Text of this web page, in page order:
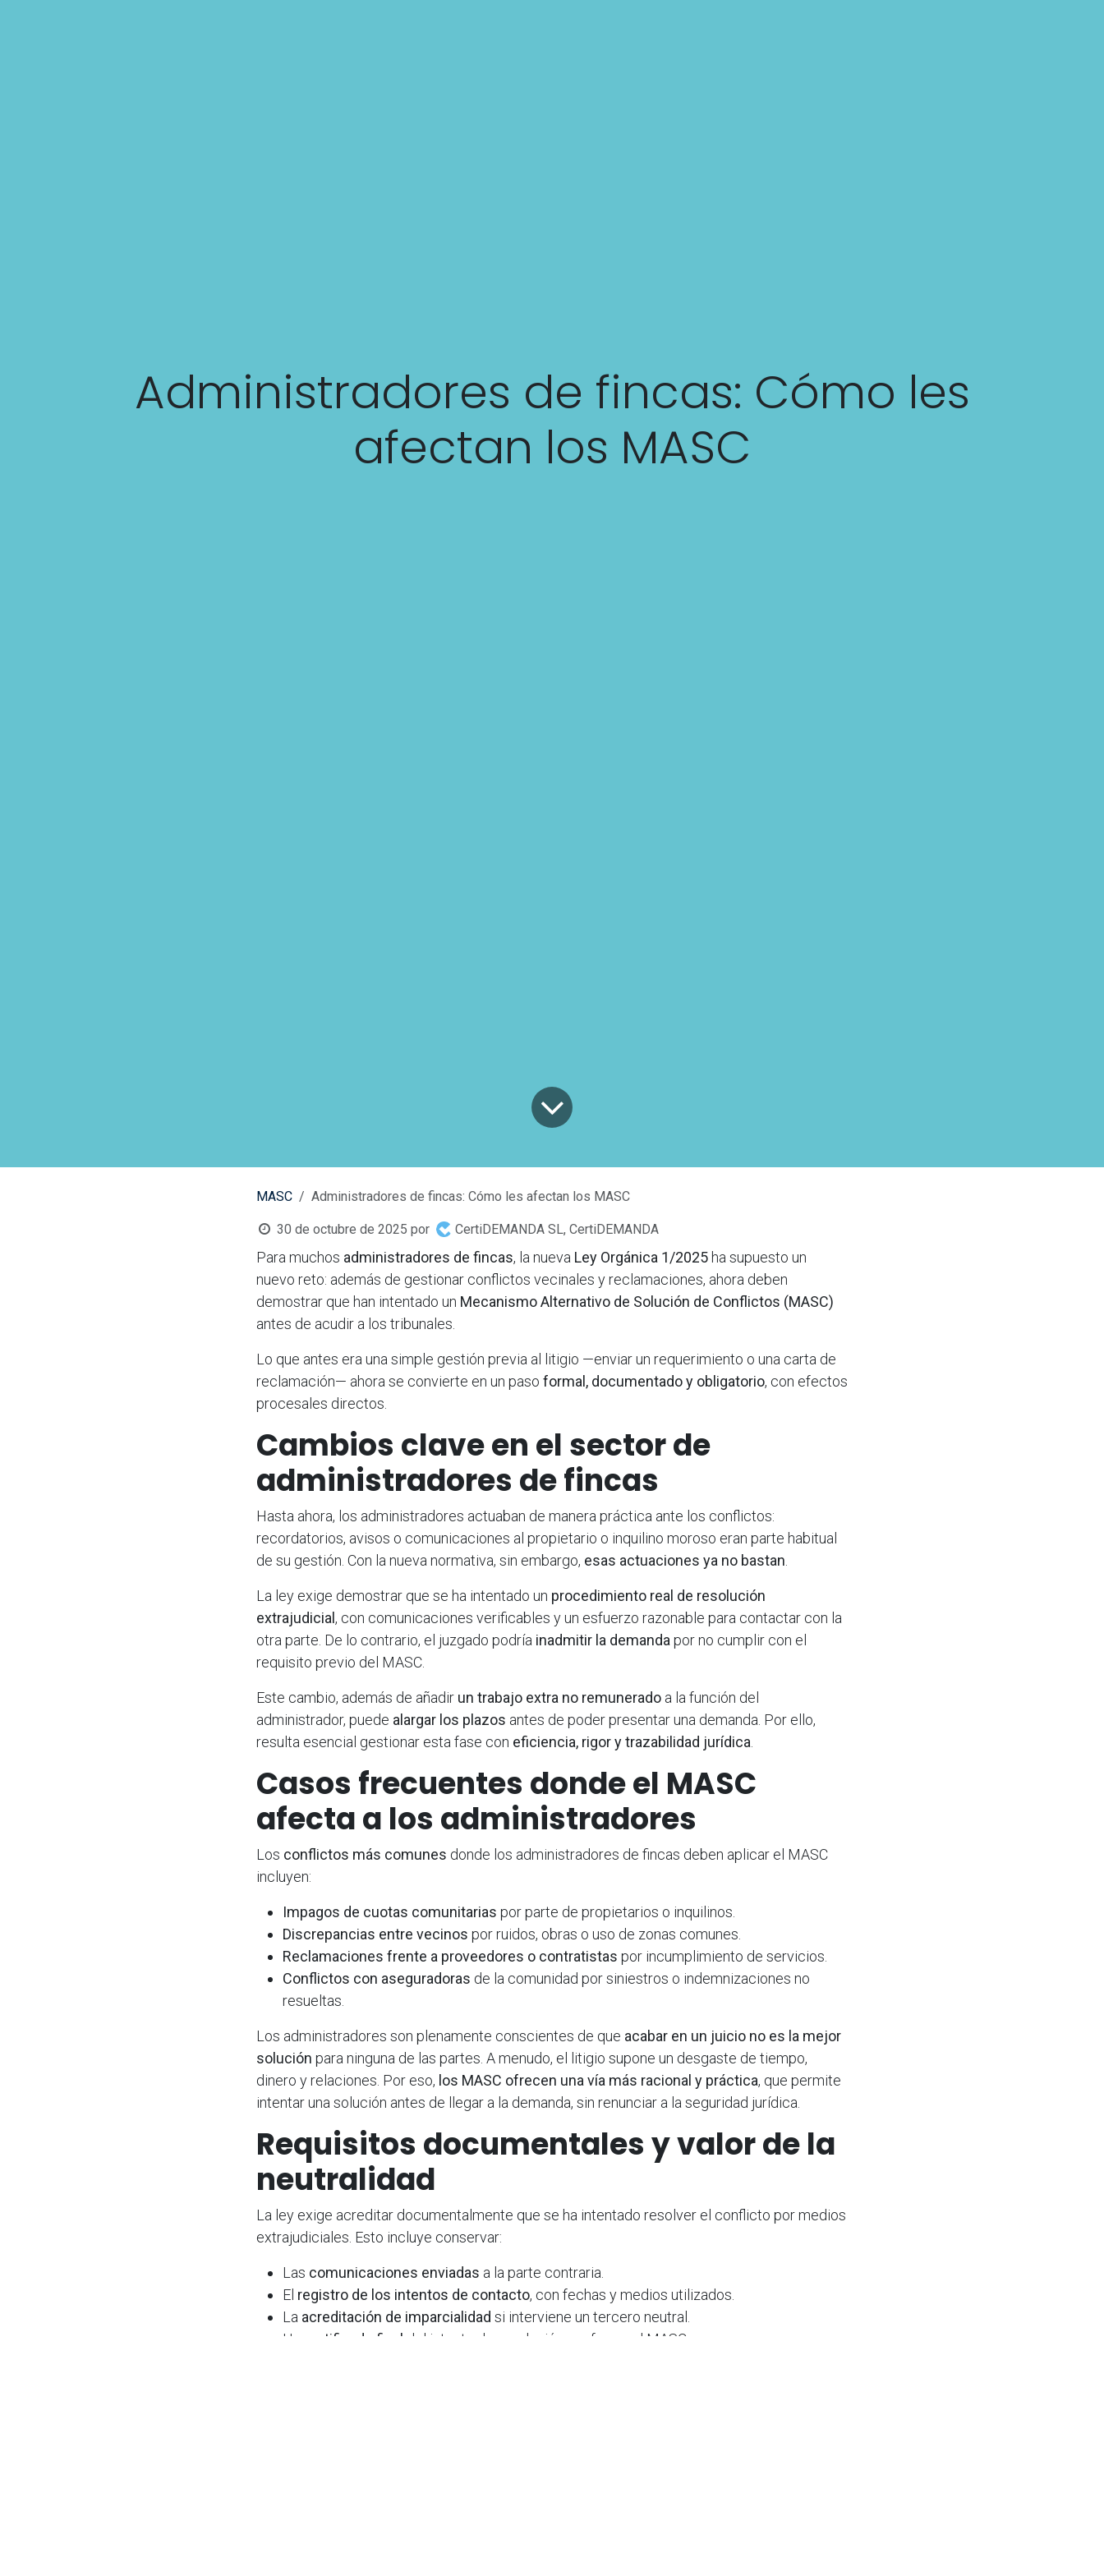
Administradores de fincas: Cómo les
afectan los MASC
MASC Administradores de fincas: Cómo les afectan los MASC
30 de octubre de 2025 por CertiDEMANDA SL, CertiDEMANDA
Para muchos administradores de fincas, la nueva Ley Orgánica 1/2025ha supuesto un
nuevo reto: además de gestionar conflictos vecinales y reclamaciones, ahora deben
demostrar que han intentado un Mecanismo Alternativo de Solución de Conflictos (MASC)
antes de acudir a los tribunales.
Lo que antes era una simple gestión previa al litigio —enviar un requerimiento o una carta de
reclamación— ahora se convierte en un paso formal, documentado y obligatorio, con efectos
procesales directos.
Cambios clave en el sector de
administradores de fincas
Hasta ahora, los administradores actuaban de manera práctica ante los conflictos:
recordatorios, avisos o comunicaciones al propietario o inquilino moroso eran parte habitual
de su gestión. Con la nueva normativa, sin embargo, esas actuaciones ya no bastan
La ley exige demostrar que se ha intentado un procedimiento real de resolución
extrajudicial, con comunicaciones verificables y un esfuerzo razonable para contactar con la
otra parte. De lo contrario, el juzgado podría inadmitir la demanda por no cumplir con el
requisito previo del MASC.
Este cambio, además de añadir un trabajo extra no remunerado a la función del
administrador, puede alargar los plazos antes de poder presentar una demanda. Por ello,
resulta esencial gestionar esta fase con eficiencia, rigor y trazabilidad jurídica
Casos frecuentes donde el MASC
afecta a los administradores
Los conflictos más comunes donde los administradores de fincas deben aplicar el MASC
incluyen:
Impagos de cuotas comunitarias por parte de propietarios o inquilinos.
Discrepancias entre vecinos por ruidos, obras o uso de zonas comunes.
Reclamaciones frente a proveedores o contratistas por incumplimiento de servicios.
Conflictos con aseguradoras de la comunidad por siniestros o indemnizaciones no
resueltas.
Los administradores son plenamente conscientes de que acabar en un juicio no es la mejor
solución para ninguna de las partes. A menudo, el litigio supone un desgaste de tiempo,
dinero y relaciones. Por eso, los MASC ofrecen una vía más racional y práctica, que permite
intentar una solución antes de llegar a la demanda, sin renunciar a la seguridad jurídica.
Requisitos documentales y valor de la
neutralidad
La ley exige acreditar documentalmente que se ha intentado resolver el conflicto por medios
extrajudiciales. Esto incluye conservar:
Las comunicaciones enviadas a la parte contraria.
El registro de los intentos de contacto, con fechas y medios utilizados.
La acreditación de imparcialidad si interviene un tercero neutral.
Un
certificado final del intento de resolución conforme al MASC.